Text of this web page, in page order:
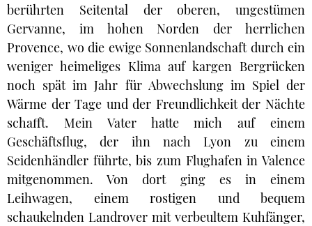
berührten Seitental der oberen, ungestümen
Gervanne, im hohen Norden der herrlichen
Provence, wo die ewige Sonnenlandschaft durch ein
weniger heimeliges Klima auf kargen Bergrücken
noch spät im Jahr für Abwechslung im Spiel der
Wärme der Tage und der Freundlichkeit der Nächte
schafft. Mein Vater hatte mich auf einem
Geschäftsflug, der ihn nach Lyon zu einem
Seidenhändler führte, bis zum Flughafen in Valence
mitgenommen. Von dort ging es in einem
Leihwagen, einem rostigen und bequem
schaukelnden Landrover mit verbeultem Kuhfänger,